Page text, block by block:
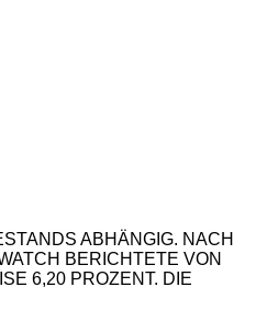
ABHÄNGIG. NACH
BERICHTETE VON
6,20 PROZENT. DIE